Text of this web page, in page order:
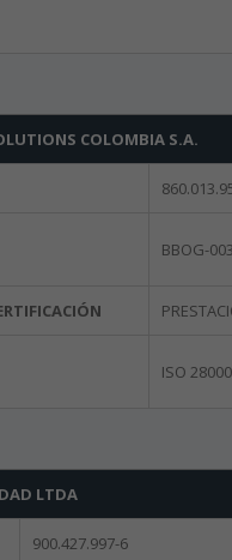
COLOMBIA S.A.
BBOG-
ISO
LTDA
900.427.997-6